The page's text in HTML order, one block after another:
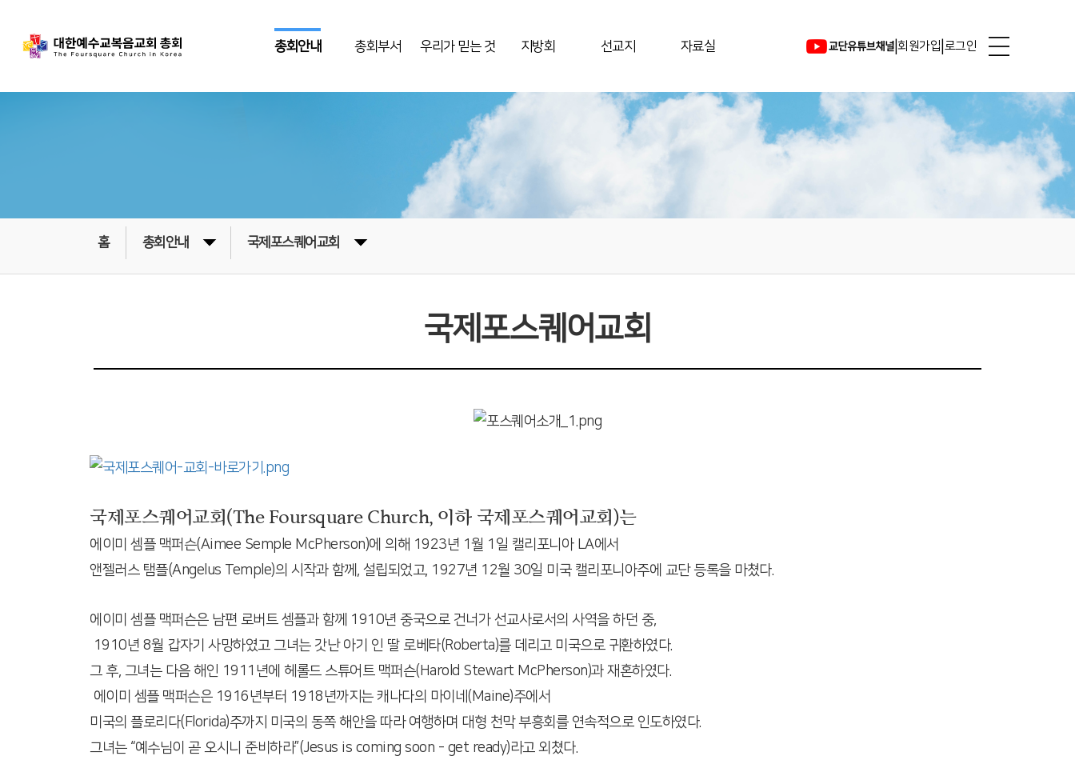
총회안내 총회부서 우리가 믿는 것 지방회 선교지 자료실 |회원가입 로그인
홈 총회안내 국제포스퀘어교회
국제포스퀘어교회
국제포스퀘어교회(The Foursquare Church, 이하 국제포스퀘어교회)는
에이미 셈플 맥퍼슨(Aimee Semple McPherson)에 의해 1923년 1월 1일 캘리포니아 LA에서
앤젤러스 탬플(Angelus Temple)의 시작과 함께, 설립되었고, 1927년 12월 30일 미국 캘리포니아주에 교단 등록을 마쳤다.
에이미 셈플 맥퍼슨은 남편 로버트 셈플과 함께 1910년 중국으로 건너가 선교사로서의 사역을 하던 중,
1910년 8월 갑자기 사망하였고 그녀는 갓난 아기 인 딸 로베타(Roberta)를 데리고 미국으로 귀환하였다.
그 후, 그녀는 다음 해인 1911년에 헤롤드 스튜어트 맥퍼슨(Harold Stewart McPherson)과 재혼하였다.
에이미 셈플 맥퍼슨은 1916년부터 1918년까지는 캐나다의 마이네(Maine)주에서
미국의 플로리다(Florida)주까지 미국의 동쪽 해안을 따라 여행하며 대형 천막 부흥회를 연속적으로 인도하였다.
그녀는 “예수님이 곧 오시니 준비하라”(Jesus is coming soon - get ready)라고 외쳤다.